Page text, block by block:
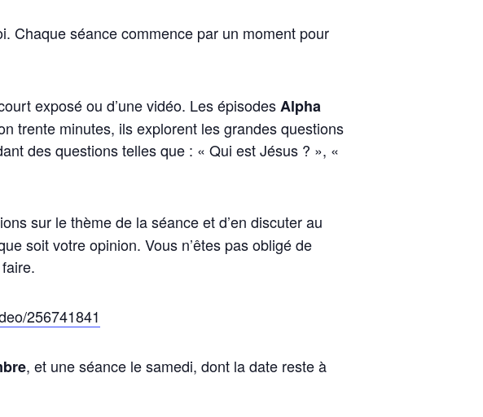
Chaque séance commence par un moment pour
exposé ou d’une vidéo. Les épisodesAlpha
trente minutes, ils explorent les grandes questions
des questions telles que : « Qui est Jésus ? », «
sur le thème de la séance et d’en discuter au
soit votre opinion. Vous n’êtes pas obligé de
256741841
, et une séance le samedi, dont la date reste à